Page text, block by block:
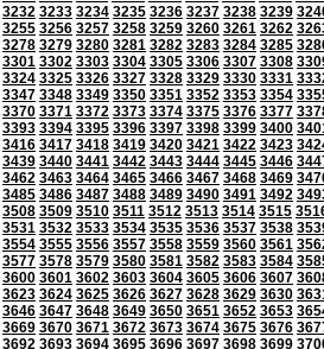
3232 3233 3234 3235 3236 3237 3238 3239
3255 3256 3257 3258 3259 3260 3261 3262
3278 3279 3280 3281 3282 3283 3284 3285
3301 3302 3303 3304 3305 3306 3307 3308
3324 3325 3326 3327 3328 3329 3330 3331
3347 3348 3349 3350 3351 3352 3353 3354
3370 3371 3372 3373 3374 3375 3376 3377
3393 3394 3395 3396 3397 3398 3399 3400
3416 3417 3418 3419 3420 3421 3422 3423
3439 3440 3441 3442 3443 3444 3445 3446
3462 3463 3464 3465 3466 3467 3468 3469
3485 3486 3487 3488 3489 3490 3491 3492
3508 3509 3510 3511 3512 3513 3514 3515
3531 3532 3533 3534 3535 3536 3537 3538
3554 3555 3556 3557 3558 3559 3560 3561
3577 3578 3579 3580 3581 3582 3583 3584
3600 3601 3602 3603 3604 3605 3606 3607
3623 3624 3625 3626 3627 3628 3629 3630
3646 3647 3648 3649 3650 3651 3652 3653
3669 3670 3671 3672 3673 3674 3675 3676
3692 3693 3694 3695 3696 3697 3698 3699